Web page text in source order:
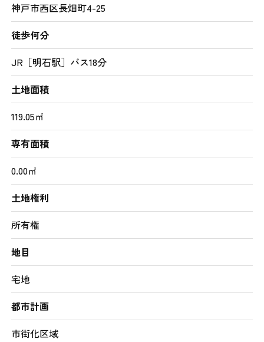
神戸市西区長畑町4-25
徒歩何分
JR［明石駅］バス18分
土地面積
119.05㎡
専有面積
0.00㎡
土地権利
所有権
地目
宅地
都市計画
市街化区域